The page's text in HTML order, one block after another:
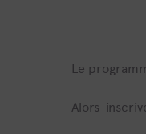
Le
Alors